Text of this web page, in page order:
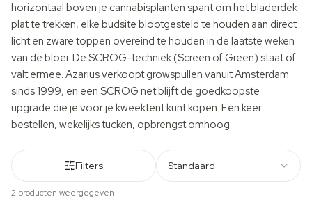
horizontaal boven je cannabisplanten spant om het bladerdek
plat te trekken, elke budsite blootgesteld te houden aan direct
licht en zware toppen overeind te houden in de laatste weken
van de bloei. De SCROG-techniek (Screen of Green) staat of
valt ermee. Azarius verkoopt growspullen vanuit Amsterdam
sinds 1999, en een SCROG net blijft de goedkoopste
upgrade die je voor je kweektent kunt kopen. Eén keer
bestellen, wekelijks tucken, opbrengst omhoog.
Filters Standaard
2 producten weergegeven